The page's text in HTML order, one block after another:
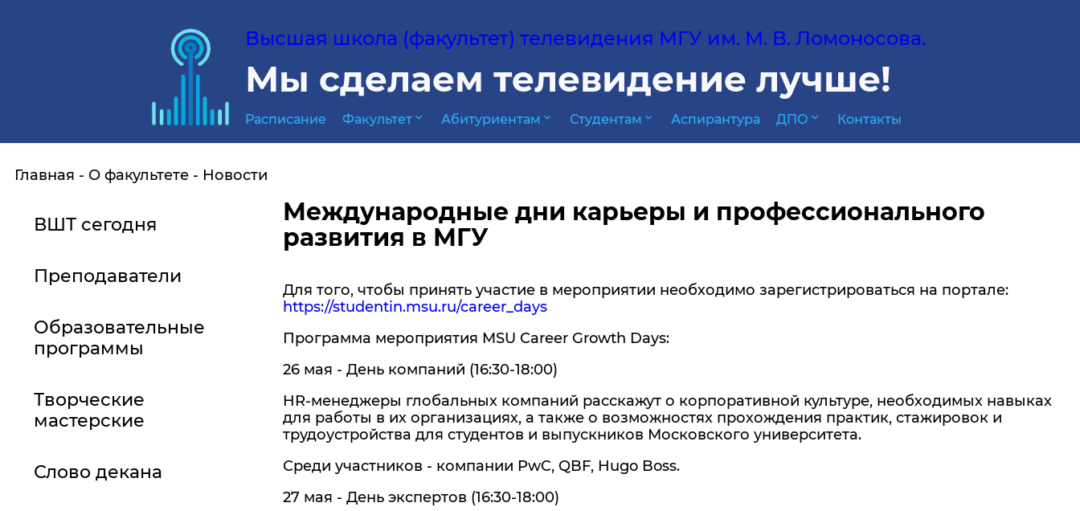
Высшая школа (факультет) телевидения МГУ им. М. В. Ломоносова.
Мы сделаем телевидение лучше!
Расписание Факультет expand_more Абитуриентам expand_more Студентам expand_more Аспирантура ДПО expand_more Контакты
Главная О факультете Новости
ВШТ сегодня
Преподаватели
Образовательные
программы
Творческие
мастерские
Слово декана
Международные дни карьеры и профессионального
развития в МГУ
Для того, чтобы принять участие в мероприятии необходимо зарегистрироваться на портале:
https://studentin.msu.ru/career_days
Программа мероприятия MSU Career Growth Days:
26 мая - День компаний (16:30-18:00)
HR-менеджеры глобальных компаний расскажут о корпоративной культуре, необходимых навыках
для работы в их организациях, а также о возможностях прохождения практик, стажировок и
трудоустройства для студентов и выпускников Московского университета.
Среди участников - компании PwC, QBF, Hugo Boss.
27 мая - День экспертов (16:30-18:00)